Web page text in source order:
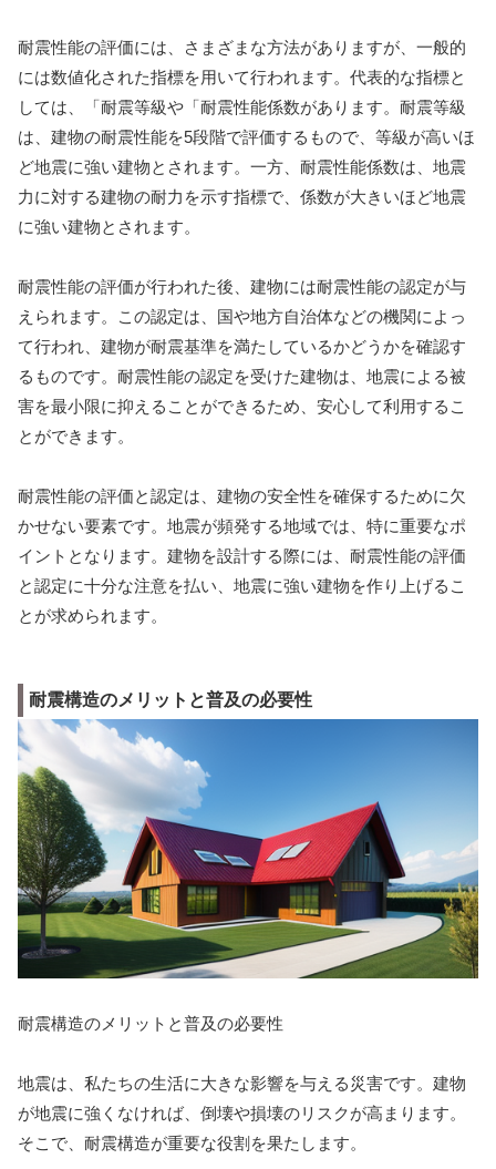
耐震性能の評価には、さまざまな方法がありますが、一般的
には数値化された指標を用いて行われます。代表的な指標と
しては、「耐震等級や「耐震性能係数があります。耐震等級
は、建物の耐震性能を5段階で評価するもので、等級が高いほ
ど地震に強い建物とされます。一方、耐震性能係数は、地震
力に対する建物の耐力を示す指標で、係数が大きいほど地震
に強い建物とされます。
耐震性能の評価が行われた後、建物には耐震性能の認定が与
えられます。この認定は、国や地方自治体などの機関によっ
て行われ、建物が耐震基準を満たしているかどうかを確認す
るものです。耐震性能の認定を受けた建物は、地震による被
害を最小限に抑えることができるため、安心して利用するこ
とができます。
耐震性能の評価と認定は、建物の安全性を確保するために欠
かせない要素です。地震が頻発する地域では、特に重要なポ
イントとなります。建物を設計する際には、耐震性能の評価
と認定に十分な注意を払い、地震に強い建物を作り上げるこ
とが求められます。
耐震構造のメリットと普及の必要性
耐震構造のメリットと普及の必要性
地震は、私たちの生活に大きな影響を与える災害です。建物
が地震に強くなければ、倒壊や損壊のリスクが高まります。
そこで、耐震構造が重要な役割を果たします。